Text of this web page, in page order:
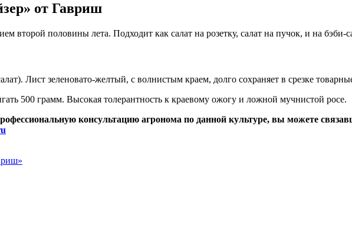
от Гавриш
второй половины лета. Подходит как салат на розетку, салат на пучок, и на бэби-
Лист зеленовато-желтый, с волнистым краем, долго сохраняет в срезке
500 грамм. Высокая толерантность к краевому ожогу и ложной мучнистой росе.
консультацию агронома по данной культуре, вы можете